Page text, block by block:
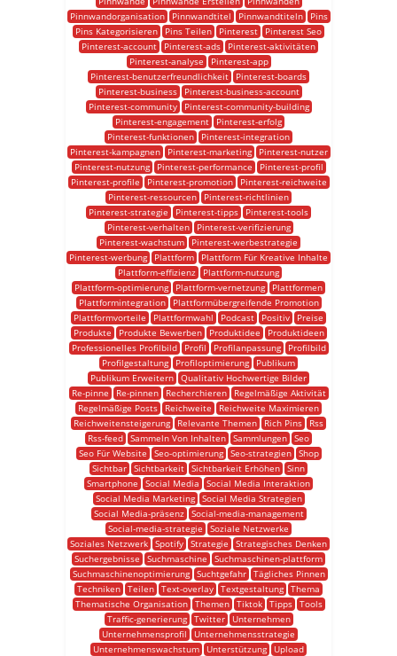
Pinnwandorganisation
Pinnwandtitel Pinnwandtiteln
Pins
Pins Kategorisieren
Pins Teilen Pinterest
Pinterest Seo
Pinterest-account
Pinterest-ads
Pinterest-aktivitäten
Pinterest-analyse
Pinterest-app
Pinterest-benutzerfreundlichkeit
Pinterest-boards
Pinterest-business
Pinterest-business-account
Pinterest-community
Pinterest-community-building
Pinterest-engagement
Pinterest-erfolg
Pinterest-funktionen
Pinterest-integration
Pinterest-kampagnen
Pinterest-marketing
Pinterest-nutzer
Pinterest-nutzung
Pinterest-performance
Pinterest-profil
Pinterest-profile
Pinterest-promotion
Pinterest-reichweite
Pinterest-ressourcen
Pinterest-richtlinien
Pinterest-strategie
Pinterest-tipps
Pinterest-tools
Pinterest-verhalten
Pinterest-verifizierung
Pinterest-wachstum
Pinterest-werbestrategie
Pinterest-werbung
Plattform
Plattform Für Kreative Inhalte
Plattform-effizienz
Plattform-nutzung
Plattform-optimierung
Plattform-vernetzung
Plattformen
Plattformintegration
Plattformübergreifende Promotion
Plattformvorteile
Plattformwahl Podcast Positiv
Preise
Produkte
Produkte Bewerben Produktidee
Produktideen
Professionelles Profilbild
Profil Profilanpassung
Profilbild
Profilgestaltung
Profiloptimierung
Publikum
Publikum Erweitern Qualitativ Hochwertige Bilder
Re-pinne
Re-pinnen Recherchieren
Regelmäßige Aktivität
Regelmäßige Posts
Reichweite
Reichweite Maximieren
Reichweitensteigerung
Relevante Themen Rich Pins
Rss
Rss-feed Sammeln Von Inhalten Sammlungen Seo
Seo Für Website
Seo-optimierung Seo-strategien
Shop
Sichtbar Sichtbarkeit Sichtbarkeit Erhöhen Sinn
Smartphone
Social Media
Social Media Interaktion
Social Media Marketing
Social Media Strategien
Social Media-präsenz
Social-media-management
Social-media-strategie
Soziale Netzwerke
Soziales Netzwerk Spotify Strategie
Strategisches Denken
Suchergebnisse
Suchmaschine
Suchmaschinen-plattform
Suchmaschinenoptimierung
Suchtgefahr
Tägliches Pinnen
Techniken Teilen Text-overlay Textgestaltung Thema
Thematische Organisation
Themen Tiktok Tipps
Tools
Traffic-generierung
Twitter
Unternehmen
Unternehmensprofil
Unternehmensstrategie
Unternehmenswachstum
Unterstützung
Upload